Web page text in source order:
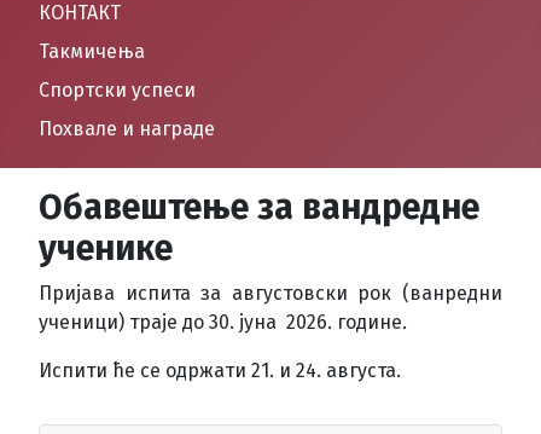
КОНТАКТ
Такмичења
Спортски успеси
Похвале и награде
Обавештење за вандредне
ученике
Пријава испита за августовски рок (ванредни
ученици) траје до 30. јуна 2026. године.
Испити ће се одржати 21. и 24. августа.